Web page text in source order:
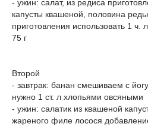
- ужин: салат, из редиса
капусты квашеной, половина
приготовления использовать 1 ч.
75 г
Второй
- завтрак: банан смешиваем с
нужно 1 ст. л хлопьями овсяными
- ужин: салатик из квашеной
жареного филе лосося